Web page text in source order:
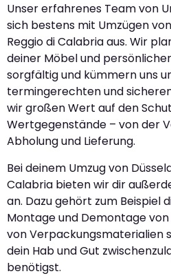
Unser erfahrenes Team von
sich bestens mit Umzügen
Reggio di Calabria aus. Wir
deiner Möbel und
sorgfältig und kümmern uns
termingerechten und
wir großen Wert auf den
Wertgegenstände – von der
Abholung und Lieferung.
Bei deinem Umzug von
Calabria bieten wir dir
an. Dazu gehört zum Beispiel
Montage und Demontage
von Verpackungsmaterialien
dein Hab und Gut
benötigst.